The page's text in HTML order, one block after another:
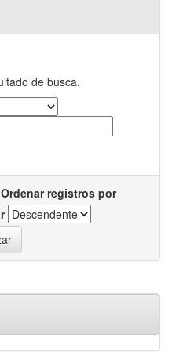
de busca.
Ordenar registros por